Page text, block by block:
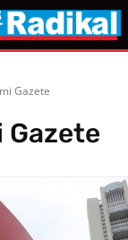
Gazete
Gazete